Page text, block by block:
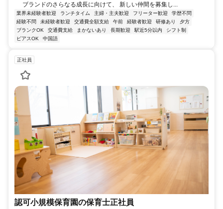
ブランドのさらなる成長に向けて、 新しい仲間を募集し...
業界未経験者歓迎 ランチタイム 主婦・主夫歓迎 フリーター歓迎
学歴不問
経験不問
未経験者歓迎 交通費全額支給 午前 経験者歓迎 研修あり
夕方
ブランクOK
交通費支給 まかないあり 長期歓迎 駅近5分以内
シフト制
ピアスOK
中国語
正社員
認可小規模保育園の保育士正社員